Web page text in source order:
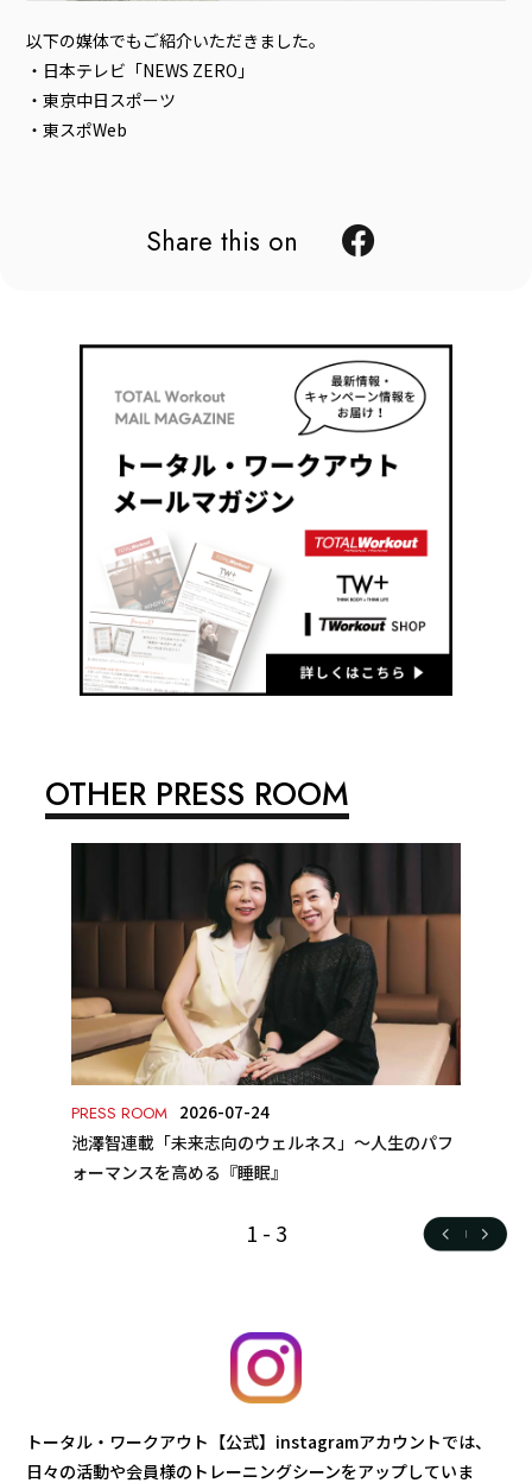
以下の媒体でもご紹介いただきました。
・日本テレビ「NEWS ZERO」
・東京中日スポーツ
・東スポWeb
Share this on
OTHER PRESS ROOM
PRESS ROOM 2026-07-24
池澤智連載「未来志向のウェルネス」～人生のパフ
ォーマンスを高める『睡眠』
1 - 3
トータル・ワークアウト【公式】instagramアカウントでは、
日々の活動や会員様のトレーニングシーンをアップしていま